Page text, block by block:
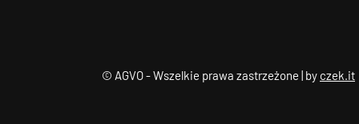
© AGVO - Wszelkie prawa zastrzeżone | by czek.it